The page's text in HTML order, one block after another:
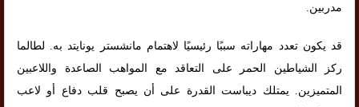
مدربين.
قد يكون تعدد مهاراته سببًا رئيسيًا لاهتمام مانشستر يونايتد به. لطالما
ركز الشياطين الحمر على التعاقد مع المواهب الصاعدة واللاعبين
المتميزين. يمتلك ديباست القدرة على أن يصبح قلب دفاع أو لاعب